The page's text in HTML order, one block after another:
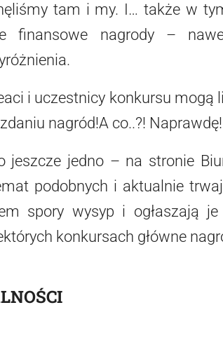
tam i my. I… także w
finansowe nagrody –
i uczestnicy konkursu mogą
nagród!A co..?!
jeszcze jedno – na stronie
podobnych i aktualnie
spory wysyp i ogłaszają
konkursach główne